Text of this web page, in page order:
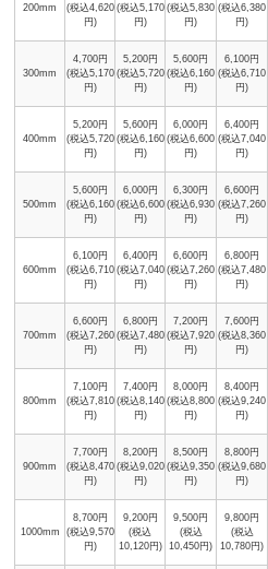
200mm
(税込4,620
円)
(税込5,170
円)
(税込5,830
円)
(税込6,380
円)
300mm
4,700円
(税込5,170
円)
5,200円
(税込5,720
円)
5,600円
(税込6,160
円)
6,100円
(税込6,710
円)
400mm
5,200円
(税込5,720
円)
5,600円
(税込6,160
円)
6,000円
(税込6,600
円)
6,400円
(税込7,040
円)
500mm
5,600円
(税込6,160
円)
6,000円
(税込6,600
円)
6,300円
(税込6,930
円)
6,600円
(税込7,260
円)
600mm
6,100円
(税込6,710
円)
6,400円
(税込7,040
円)
6,600円
(税込7,260
円)
6,800円
(税込7,480
円)
700mm
6,600円
(税込7,260
円)
6,800円
(税込7,480
円)
7,200円
(税込7,920
円)
7,600円
(税込8,360
円)
800mm
7,100円
(税込7,810
円)
7,400円
(税込8,140
円)
8,000円
(税込8,800
円)
8,400円
(税込9,240
円)
900mm
7,700円
(税込8,470
円)
8,200円
(税込9,020
円)
8,500円
(税込9,350
円)
8,800円
(税込9,680
円)
1000mm
8,700円
(税込9,570
円)
9,200円
(税込
10,120円)
9,500円
(税込
10,450円)
9,800円
(税込
10,780円)